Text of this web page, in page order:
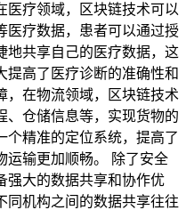
医疗领域，区块链技术可以
医疗数据，患者可以通过授
地共享自己的医疗数据，这
提高了医疗诊断的准确性和
，在物流领域，区块链技术
、仓储信息等，实现货物的
个精准的定位系统，提高了
运输更加顺畅。 除了安全
强大的数据共享和协作优
同机构之间的数据共享往往